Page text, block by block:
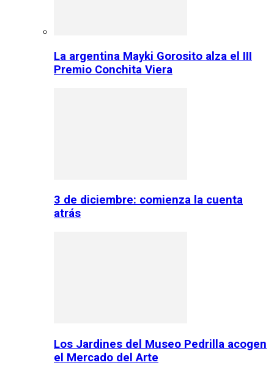
La argentina Mayki Gorosito alza el III
Premio Conchita Viera
3 de diciembre: comienza la cuenta
atrás
Los Jardines del Museo Pedrilla acogen
el Mercado del Arte